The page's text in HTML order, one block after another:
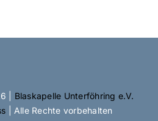
| Blaskapelle Unterföhring e.V.
| Alle Rechte vorbehalten